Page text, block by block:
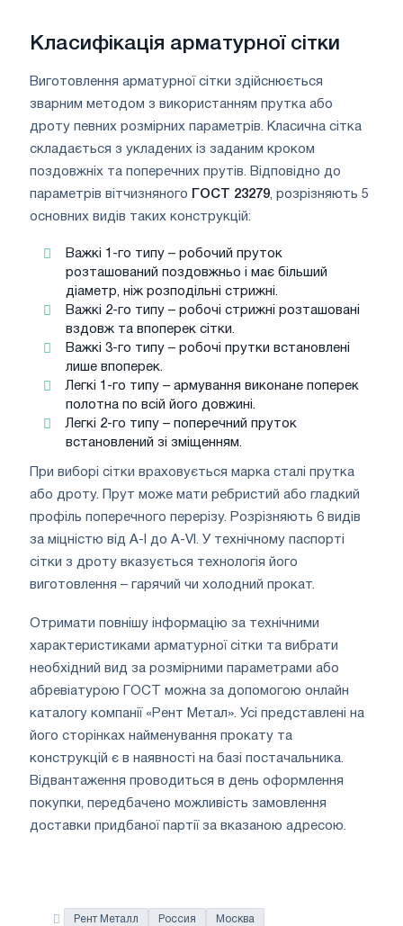
Класифікація арматурної сітки
Виготовлення арматурної сітки здійснюється
зварним методом з використанням прутка або
дроту певних розмірних параметрів. Класична сітка
складається з укладених із заданим кроком
поздовжніх та поперечних прутів. Відповідно до
параметрів вітчизняного ГОСТ 23279 , розрізняють 5
основних видів таких конструкцій:
Важкі 1-го типу – робочий пруток
розташований поздовжньо і має більший
діаметр, ніж розподільні стрижні.
Важкі 2-го типу – робочі стрижні розташовані
вздовж та впоперек сітки.
Важкі 3-го типу – робочі прутки встановлені
лише впоперек.
Легкі 1-го типу – армування виконане поперек
полотна по всій його довжині.
Легкі 2-го типу – поперечний пруток
встановлений зі зміщенням.
При виборі сітки враховується марка сталі прутка
або дроту. Прут може мати ребристий або гладкий
профіль поперечного перерізу. Розрізняють 6 видів
за міцністю від А-І до А-VI. У технічному паспорті
сітки з дроту вказується технологія його
виготовлення – гарячий чи холодний прокат.
Отримати повнішу інформацію за технічними
характеристиками арматурної сітки та вибрати
необхідний вид за розмірними параметрами або
абревіатурою ГОСТ можна за допомогою онлайн
каталогу компанії «Рент Метал». Усі представлені на
його сторінках найменування прокату та
конструкцій є в наявності на базі постачальника.
Відвантаження проводиться в день оформлення
покупки, передбачено можливість замовлення
доставки придбаної партії за вказаною адресою.
Рент Металл Россия Москва